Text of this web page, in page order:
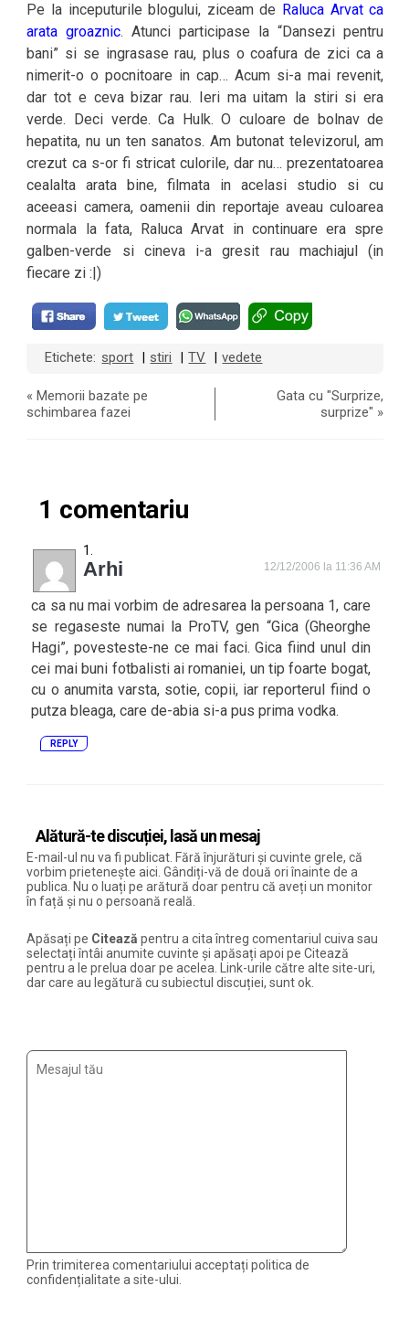
Pe la inceputurile blogului, ziceam de Raluca Arvat ca
arata groaznic. Atunci participase la “Dansezi pentru
bani” si se ingrasase rau, plus o coafura de zici ca a
nimerit-o o pocnitoare in cap… Acum si-a mai revenit,
dar tot e ceva bizar rau. Ieri ma uitam la stiri si era
verde. Deci verde. Ca Hulk. O culoare de bolnav de
hepatita, nu un ten sanatos. Am butonat televizorul, am
crezut ca s-or fi stricat culorile, dar nu… prezentatoarea
cealalta arata bine, filmata in acelasi studio si cu
aceeasi camera, oamenii din reportaje aveau culoarea
normala la fata, Raluca Arvat in continuare era spre
galben-verde si cineva i-a gresit rau machiajul (in
fiecare zi :|)
Etichete: sport stiri TV vedete
«Memorii bazate pe
schimbarea fazei
Gata cu "Surprize,
surprize" »
1 comentariu
Arhi 12/12/2006 la 11:36 AM
ca sa nu mai vorbim de adresarea la persoana 1, care
se regaseste numai la ProTV, gen “Gica (Gheorghe
Hagi”, povesteste-ne ce mai faci. Gica fiind unul din
cei mai buni fotbalisti ai romaniei, un tip foarte bogat,
cu o anumita varsta, sotie, copii, iar reporterul fiind o
putza bleaga, care de-abia si-a pus prima vodka.
REPLY
Alătură-te discuției, lasă un mesaj
E-mail-ul nu va fi publicat. Fără înjurături și cuvinte grele, că
vorbim prietenește aici. Gândiți-vă de două ori înainte de a
publica. Nu o luați pe arătură doar pentru că aveți un monitor
în față și nu o persoană reală.
Apăsați pe Citează pentru a cita întreg comentariul cuiva sau
selectați întâi anumite cuvinte și apăsați apoi pe Citează
pentru a le prelua doar pe acelea. Link-urile către alte site-uri,
dar care au legătură cu subiectul discuției, sunt ok.
Prin trimiterea comentariului acceptați politica de
confidențialitate a site-ului.